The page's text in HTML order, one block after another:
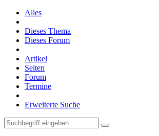
Alles
Dieses Thema
Dieses Forum
Artikel
Seiten
Forum
Termine
Erweiterte Suche